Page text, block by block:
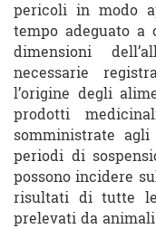
pericoli in modo
tempo adeguato a
dimensioni
necessarie
l’origine degli
prodotti
somministrate
periodi di
possono incidere
risultati di tutte
prelevati da